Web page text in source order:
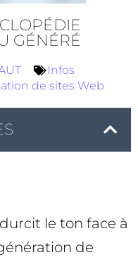
GÉNÉRÉ
Infos
de sites Web
le ton face à
de